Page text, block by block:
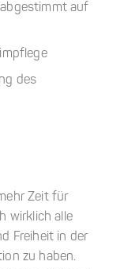
auf
des
Zeit für
wirklich alle
Freiheit in der
zu haben.